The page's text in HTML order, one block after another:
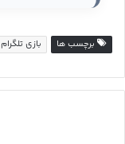
برچسب ها بازی تلگرام